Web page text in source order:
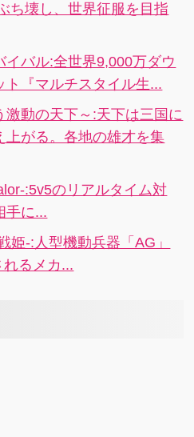
ち壊し、世界征服を目指
イバル:全世界9,000万ダウ
ト『マルチスタイル生...
激動の天下～:天下は三国に
上がる。各地の雄才を集
:5v5のリアルタイム対
手に...
姫-:人型機動兵器「AG」
るメカ...